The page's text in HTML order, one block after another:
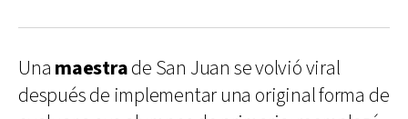
Una maestrade San Juan se volvió viral
después de implementar una original forma de